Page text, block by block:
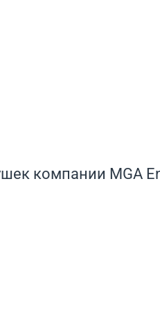
компании MGA